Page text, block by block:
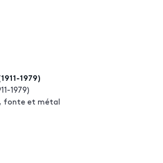
1979)
1979)
fonte et métal